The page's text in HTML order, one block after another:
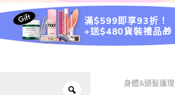
滿$599即享93折！
+送$480貨裝禮品🎁
身體&頭髮護理